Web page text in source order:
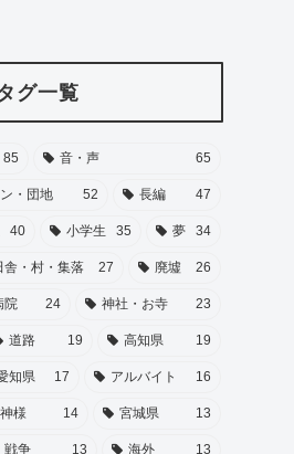
グ一覧
85 音・声 65
・団地 52 長編 47
40 小学生 35 夢 34
舎・村・集落 27 廃墟 26
院 24 神社・お寺 23
道路 19 高知県 19
知県 17 アルバイト 16
神様 14 宮城県 13
戦争 13 海外 13